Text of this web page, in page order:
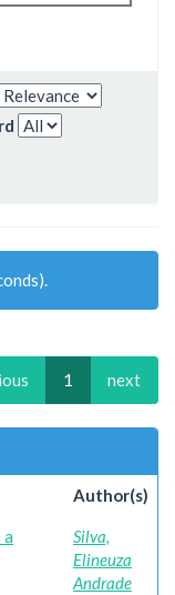
1 next
Author(s)
a
Silva,
Elineuza
Andrade